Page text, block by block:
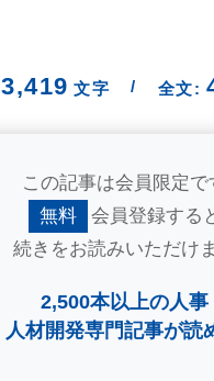
3,419 文字 / 全文:
この記事は会員限定で
無料
会員登録する
続きをお読みいただけま
2,500本以上の人事
人材開発専門記事が読